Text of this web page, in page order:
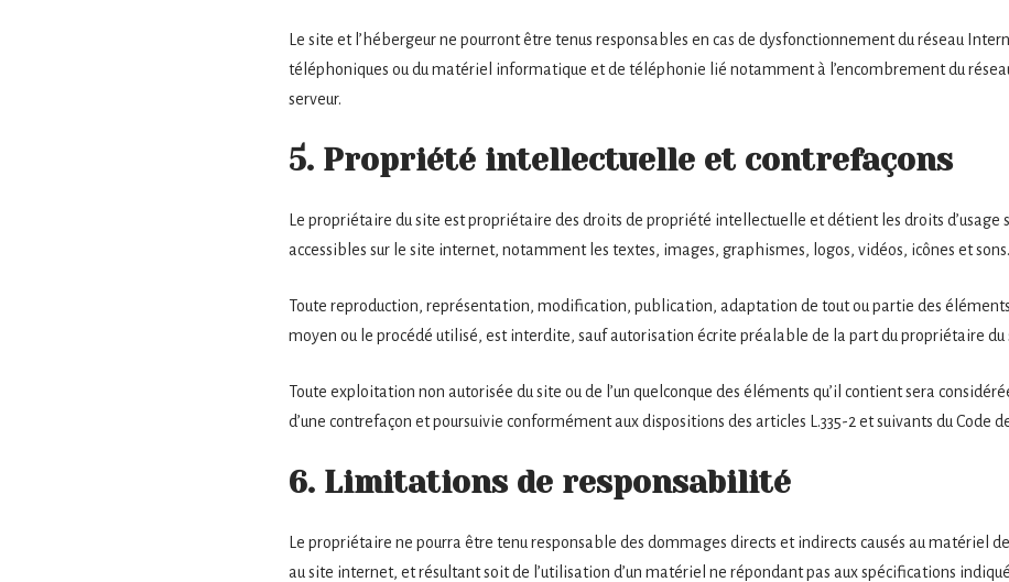
Le site et l’hébergeur ne pourront être tenus responsables en cas de dysfonctionnement du réseau
téléphoniques ou du matériel informatique et de téléphonie lié notamment à l’encombrement du
serveur.
5. Propriété intellectuelle et contrefaçons
Le propriétaire du site est propriétaire des droits de propriété intellectuelle et détient les droits d’usage
accessibles sur le site internet, notamment les textes, images, graphismes, logos, vidéos, icônes et sons.
Toute reproduction, représentation, modification, publication, adaptation de tout ou partie des
moyen ou le procédé utilisé, est interdite, sauf autorisation écrite préalable de la part du propriétaire du
Toute exploitation non autorisée du site ou de l’un quelconque des éléments qu’il contient sera
d’une contrefaçon et poursuivie conformément aux dispositions des articles L.335-2 et suivants du Code
6. Limitations de responsabilité
Le propriétaire ne pourra être tenu responsable des dommages directs et indirects causés au matériel de
au site internet, et résultant soit de l’utilisation d’un matériel ne répondant pas aux spécifications